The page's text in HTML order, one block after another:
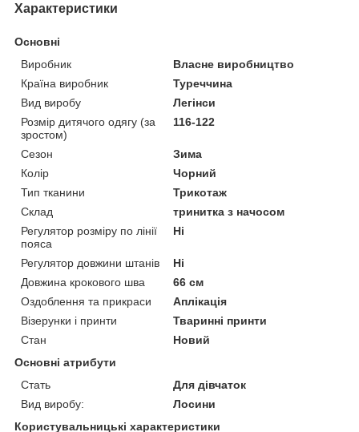
Характеристики
Основні
Виробник
Власне виробництво
Країна виробник
Туреччина
Вид виробу
Легінси
Розмір дитячого одягу (за
зростом)
116-122
Сезон
Зима
Колір
Чорний
Тип тканини
Трикотаж
Склад
тринитка з начосом
Регулятор розміру по лінії
пояса
Ні
Регулятор довжини штанів
Ні
Довжина крокового шва
66 см
Оздоблення та прикраси
Аплікація
Візерунки і принти
Тваринні принти
Стан
Новий
Основні атрибути
Стать
Для дівчаток
Вид виробу:
Лосини
Користувальницькі характеристики